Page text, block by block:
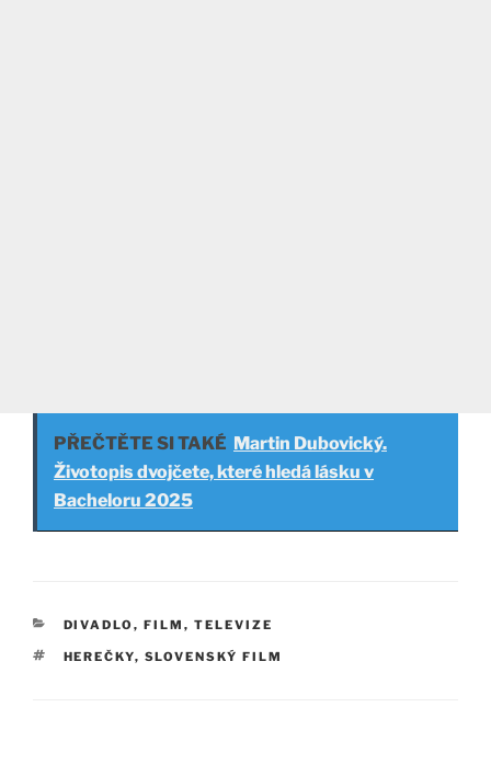
PŘEČTĚTE SI TAKÉ Martin Dubovický.
Životopis dvojčete, které hledá lásku v
Bacheloru 2025
RUBRIKY
DIVADLO, FILM, TELEVIZE
ŠTÍTKY
HEREČKY, SLOVENSKÝ FILM